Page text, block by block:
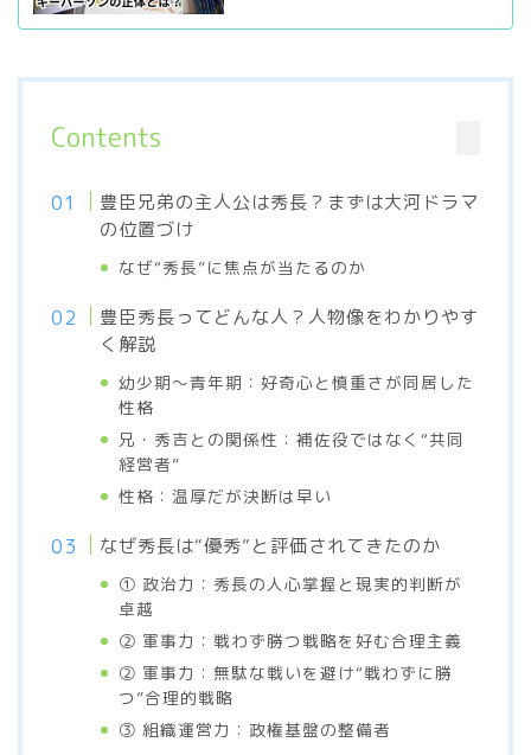
Contents
豊臣兄弟の主人公は秀長？まずは大河ドラマ
の位置づけ
なぜ“秀長”に焦点が当たるのか
豊臣秀長ってどんな人？人物像をわかりやす
く解説
幼少期〜青年期：好奇心と慎重さが同居した
性格
兄・秀吉との関係性：補佐役ではなく“共同
経営者”
性格：温厚だが決断は早い
なぜ秀長は“優秀”と評価されてきたのか
① 政治力：秀長の人心掌握と現実的判断が
卓越
② 軍事力：戦わず勝つ戦略を好む合理主義
② 軍事力：無駄な戦いを避け“戦わずに勝
つ”合理的戦略
③ 組織運営力：政権基盤の整備者